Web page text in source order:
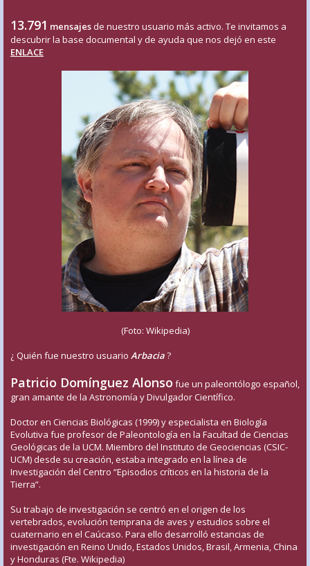
13.791 mensajes de nuestro usuario más activo. Te invitamos a
descubrir la base documental y de ayuda que nos dejó en este
ENLACE
(Foto: Wikipedia)
¿ Quién fue nuestro usuario Arbacia?
Patricio Domínguez Alonso fue un paleontólogo español,
gran amante de la Astronomía y Divulgador Científico.
Doctor en Ciencias Biológicas (1999) y especialista en Biología
Evolutiva fue profesor de Paleontología en la Facultad de Ciencias
Geológicas de la UCM. Miembro del Instituto de Geociencias (CSIC-
UCM) desde su creación, estaba integrado en la línea de
Investigación del Centro “Episodios críticos en la historia de la
Tierra”.
Su trabajo de investigación se centró en el origen de los
vertebrados, evolución temprana de aves y estudios sobre el
cuaternario en el Caúcaso. Para ello desarrolló estancias de
investigación en Reino Unido, Estados Unidos, Brasil, Armenia, China
y Honduras (Fte. Wikipedia)